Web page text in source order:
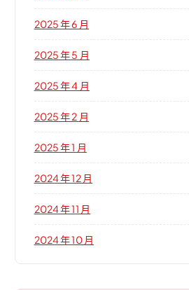
2025 年 6 月
2025 年 5 月
2025 年 4 月
2025 年 2 月
2025 年 1 月
2024 年 12 月
2024 年 11 月
2024 年 10 月